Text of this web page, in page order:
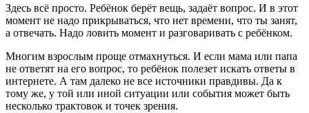
Здесь всё просто. Ребёнок берёт вещь, задаёт вопрос. И в этот
момент не надо прикрываться, что нет времени, что ты занят,
а отвечать. Надо ловить момент и разговаривать с ребёнком.
Многим взрослым проще отмахнуться. И если мама или папа
не ответят на его вопрос, то ребёнок полезет искать ответы в
интернете. А там далеко не все источники правдивы. Да к
тому же, у той или иной ситуации или события может быть
несколько трактовок и точек зрения.